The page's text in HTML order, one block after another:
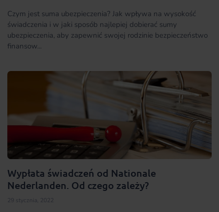
Czym jest suma ubezpieczenia? Jak wpływa na wysokość
świadczenia i w jaki sposób najlepiej dobierać sumy
ubezpieczenia, aby zapewnić swojej rodzinie bezpieczeństwo
finansow...
Wypłata świadczeń od Nationale
Nederlanden. Od czego zależy?
29 stycznia, 2022